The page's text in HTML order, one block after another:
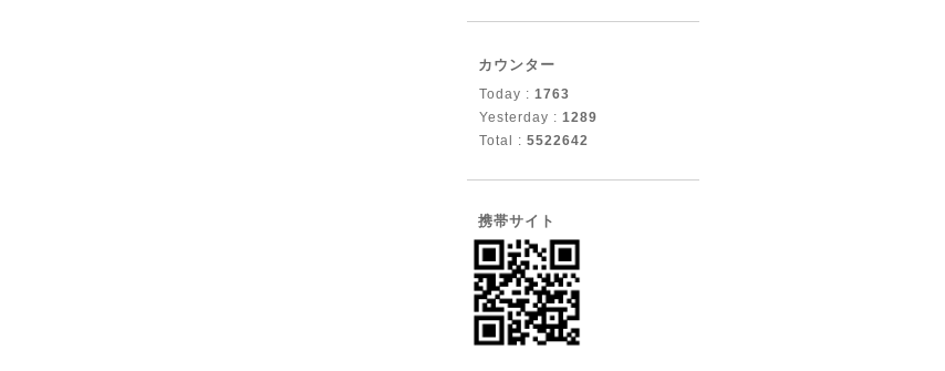
カウンター
Today : 1763
Yesterday : 1289
Total : 5522642
携帯サイト